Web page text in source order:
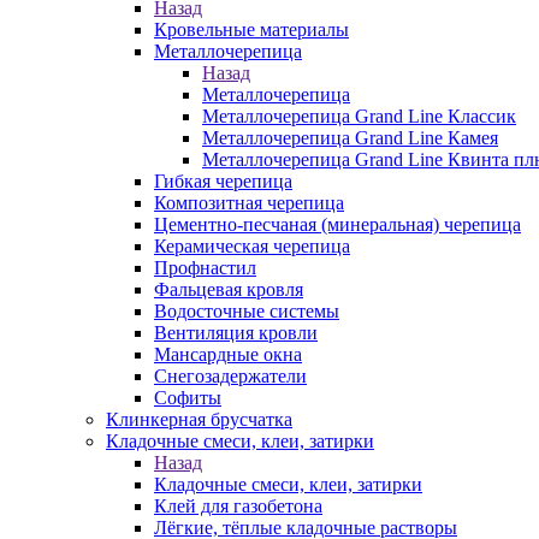
Назад
Кровельные материалы
Металлочерепица
Назад
Металлочерепица
Металлочерепица Grand Line Классик
Металлочерепица Grand Line Камея
Металлочерепица Grand Line Квинта
Гибкая черепица
Композитная черепица
Цементно-песчаная (минеральная) черепица
Керамическая черепица
Профнастил
Фальцевая кровля
Водосточные системы
Вентиляция кровли
Мансардные окна
Снегозадержатели
Софиты
Клинкерная брусчатка
Кладочные смеси, клеи, затирки
Назад
Кладочные смеси, клеи, затирки
Клей для газобетона
Лёгкие, тёплые кладочные растворы